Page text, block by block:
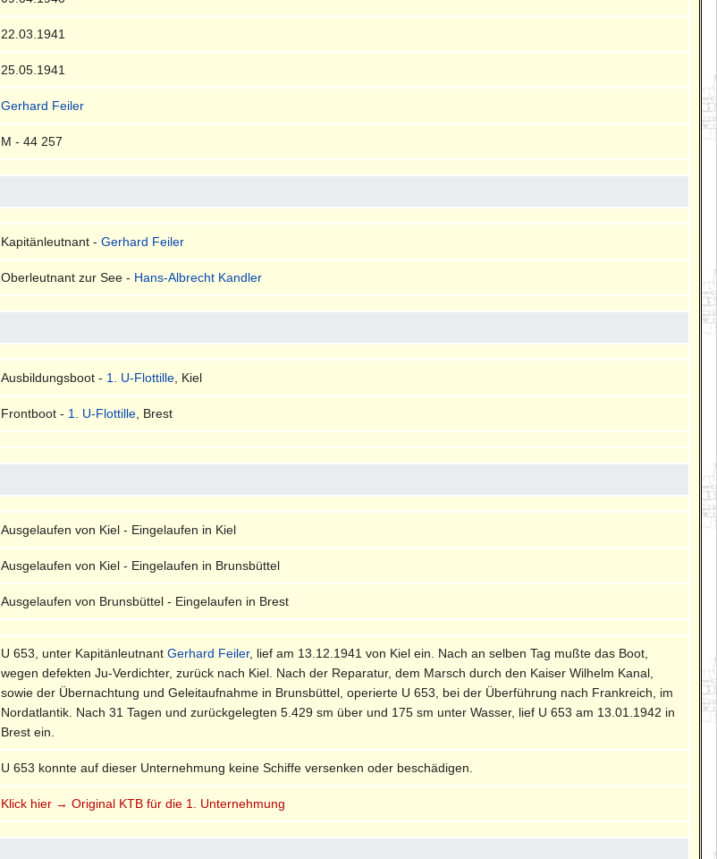
22.03.1941
25.05.1941
Gerhard Feiler
M - 44 257
Kapitänleutnant -Gerhard Feiler
Oberleutnant zur See - Hans-Albrecht Kandler
Ausbildungsboot - 1. U-Flottille , Kiel
Frontboot - 1. U-Flottille , Brest
Ausgelaufen von Kiel - Eingelaufen in Kiel
Ausgelaufen von Kiel - Eingelaufen in Brunsbüttel
Ausgelaufen von Brunsbüttel - Eingelaufen in Brest
U 653, unter KapitänleutnantGerhard Feiler, lief am 13.12.1941 von Kiel ein. Nach an selben Tag mußte das Boot,
wegen defekten Ju-Verdichter, zurück nach Kiel. Nach der Reparatur, dem Marsch durch den Kaiser Wilhelm Kanal,
sowie der Übernachtung und Geleitaufnahme in Brunsbüttel, operierte U 653, bei der Überführung nach Frankreich, im
Nordatlantik. Nach 31 Tagen und zurückgelegten 5.429 sm über und 175 sm unter Wasser, lief U 653 am 13.01.1942 in
Brest ein.
U 653 konnte auf dieser Unternehmung keine Schiffe versenken oder beschädigen.
Klick hier → Original KTB für die 1. Unternehmung